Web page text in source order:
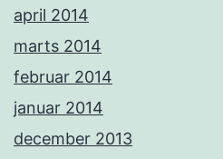
april 2014
marts 2014
februar 2014
januar 2014
december 2013